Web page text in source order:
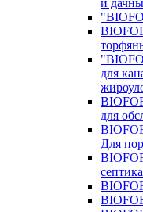
и
для
для
Для
септика